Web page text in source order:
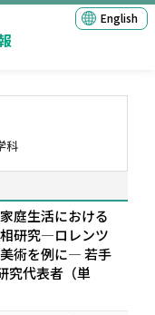
English
科
庭生活における
研究―ロレンツ
術を例に― 若手
究代表者（単